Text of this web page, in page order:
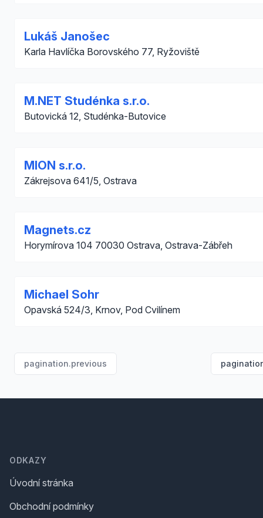
Lukáš Janošec
Karla Havlíčka Borovského 77, Ryžoviště
M.NET Studénka s.r.o.
Butovická 12, Studénka-Butovice
MION s.r.o.
Zákrejsova 641/5, Ostrava
Magnets.cz
Horymírova 104 70030 Ostrava, Ostrava-Zábřeh
Michael Sohr
Opavská 524/3, Krnov, Pod Cvilínem
pagination.previous
ODKAZY
Úvodní stránka
Obchodní podmínky